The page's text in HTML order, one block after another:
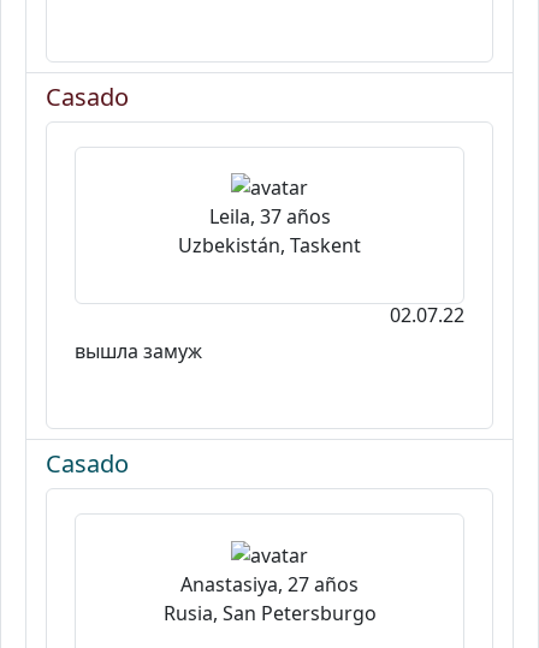
Casado
Leila, 37 años
Uzbekistán, Taskent
02.07.22
вышла замуж
Casado
Anastasiya, 27 años
Rusia, San Petersburgo